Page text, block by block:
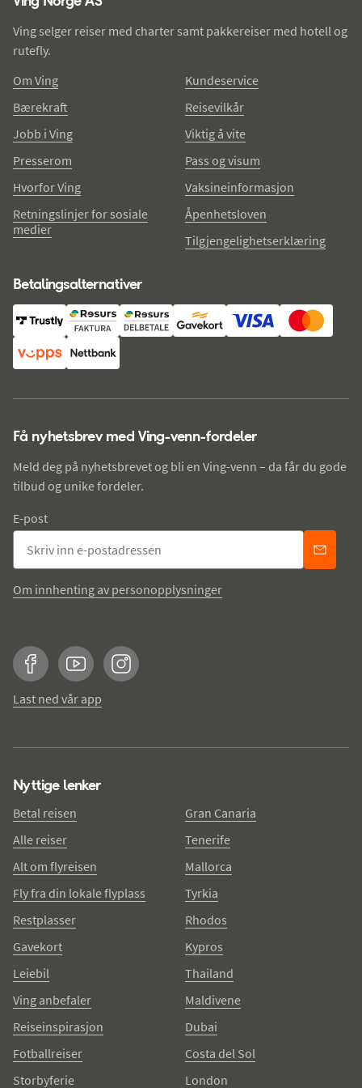
Ving selger reiser med charter samt pakkereiser med hotell og
rutefly.
Om Ving
Bærekraft
Jobb i Ving
Presserom
Hvorfor Ving
Retningslinjer for sosiale
medier
Kundeservice
Reisevilkår
Viktig å vite
Pass og visum
Vaksineinformasjon
Åpenhetsloven
Tilgjengelighetserklæring
Betalingsalternativer
Få nyhetsbrev med Ving-venn-fordeler
Meld deg på nyhetsbrevet og bli en Ving-venn – da får du gode
tilbud og unike fordeler.
E-post
Om innhenting av personopplysninger
FacebookYouTubeInstagram
Last ned vår app
Nyttige lenker
Betal reisen
Alle reiser
Alt om flyreisen
Fly fra din lokale flyplass
Restplasser
Gavekort
Leiebil
Ving anbefaler
Reiseinspirasjon
Fotballreiser
Storbyferie
Gran Canaria
Tenerife
Mallorca
Tyrkia
Rhodos
Kypros
Thailand
Maldivene
Dubai
Costa del Sol
London